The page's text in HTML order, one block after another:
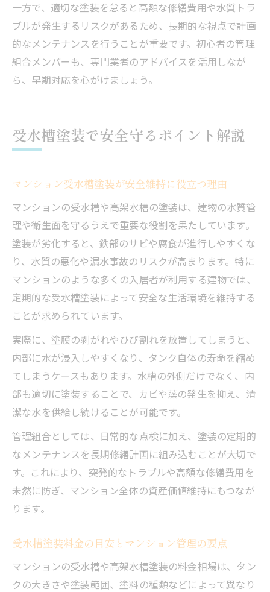
一方で、適切な塗装を怠ると高額な修繕費用や水質トラ
ブルが発生するリスクがあるため、長期的な視点で計画
的なメンテナンスを行うことが重要です。初心者の管理
組合メンバーも、専門業者のアドバイスを活用しなが
ら、早期対応を心がけましょう。
受水槽塗装で安全守るポイント解説
マンション受水槽塗装が安全維持に役立つ理由
マンションの受水槽や高架水槽の塗装は、建物の水質管
理や衛生面を守るうえで重要な役割を果たしています。
塗装が劣化すると、鉄部のサビや腐食が進行しやすくな
り、水質の悪化や漏水事故のリスクが高まります。特に
マンションのような多くの入居者が利用する建物では、
定期的な受水槽塗装によって安全な生活環境を維持する
ことが求められています。
実際に、塗膜の剥がれやひび割れを放置してしまうと、
内部に水が浸入しやすくなり、タンク自体の寿命を縮め
てしまうケースもあります。水槽の外側だけでなく、内
部も適切に塗装することで、カビや藻の発生を抑え、清
潔な水を供給し続けることが可能です。
管理組合としては、日常的な点検に加え、塗装の定期的
なメンテナンスを長期修繕計画に組み込むことが大切で
す。これにより、突発的なトラブルや高額な修繕費用を
未然に防ぎ、マンション全体の資産価値維持にもつなが
ります。
受水槽塗装料金の目安とマンション管理の要点
マンションの受水槽や高架水槽塗装の料金相場は、タン
クの大きさや塗装範囲、塗料の種類などによって異なり